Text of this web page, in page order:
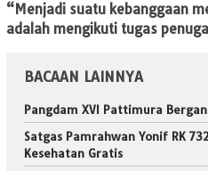
“Menjadi suatu kebanggaan
adalah mengikuti tugas
BACAAN LAINNYA
Pangdam XVI Pattimura
Satgas Pamrahwan Yonif RK
Kesehatan Gratis